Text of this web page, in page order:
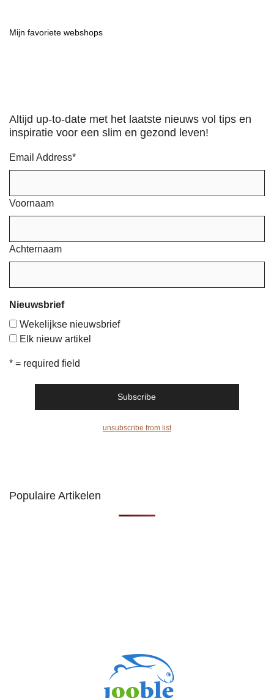
Mijn favoriete webshops
Altijd up-to-date met het laatste nieuws vol tips en
inspiratie voor een slim en gezond leven!
Email Address*
Voornaam
Achternaam
Nieuwsbrief
Wekelijkse nieuwsbrief
Elk nieuw artikel
* = required field
unsubscribe from list
Populaire Artikelen